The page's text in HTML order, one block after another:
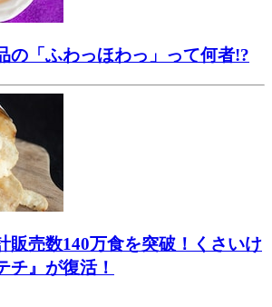
の「ふわっほわっ」って何者!?
販売数140万食を突破！くさいけ
チ』が復活！